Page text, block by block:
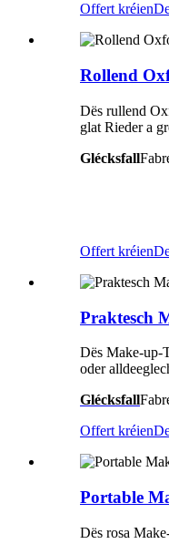
Offert kréien
Rollend
Dës rullend
glat Rieder a
Glécksfall
Offert kréien
Praktesch
Dës Make-up-
oder
Glécksfall
Offert kréien
Portable
Dës rosa